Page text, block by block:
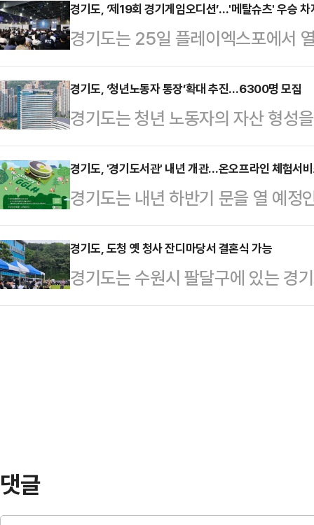
수원 남문시장 등혁신 머데 4곳을
업인 ‘전통시장 혁신모델 구축사업
원해 리모델링, 상권 경쟁력 강화를
정된 4곳은 수원남문시장 일대 상
로골목형상점가, 화성시 궁평항해
에 유럽 감성을 넣기 위…
경기도, ‘제19회 경기게임오디션’…'메탈슈츠' 우승 차
경기도는 25일 플레이엑스포에서
르트(주)의 ‘메탈슈츠’가 최종 우
원의 주인공이 된 ‘메탈슈츠’는
빌딩(선택) 장르의 게임이다.2위
‘오버 더 호라이즌’이 차지해 각
‘세피리아’와 ‘그레이테일’이 선정
마련한 특별상 스토브 인디스 픽
경기도, ‘청년노동자 통장’확대 추진…6300명 모집
경기도는 청년 노동자의 자산 형성
자를 다음달 17일까지 모집한다고
다. 올해는 지난해보다 대상 연령·
년 노동자 통장은 참여자가 2년간
면 경기도 지원금 월 14만2000원
폐 100만원 포함)을 받는 사업이다
세 이상 39세 이하 도민 가운데 기
자로,…
경기도, '경기도서관' 내년 개관…온오프라인 체험서
경기도는 내년 하반기 문을 열 예정
라인과 오프라인 서비스를 시작한
터 ‘미리 On 경기도서관’이란 이름
관과 메타월드와 추리게임형 체험
를 시작한다.도는 우선 경기도청 1
경기도, 도청 옛 청사 잔디마당서 결혼식 가능
경기도는 수원시 팔달구에 있는 경
방한 가운데 25일 첫 결혼식이 열
댓글